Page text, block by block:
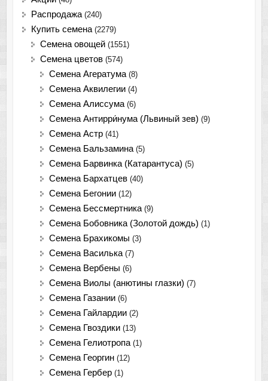
Распродажа (240)
Купить семена (2279)
Семена овощей (1551)
Семена цветов (574)
Семена Агератума (8)
Семена Аквилегии (4)
Семена Алиссума (6)
Семена Антирри́нума (Львиный зев) (9)
Семена Астр (41)
Семена Бальзамина (5)
Семена Барвинка (Катарантуса) (5)
Семена Бархатцев (40)
Семена Бегонии (12)
Семена Бессмертника (9)
Семена Бобовника (Золотой дождь) (1)
Семена Брахикомы (3)
Семена Василька (7)
Семена Вербены (6)
Семена Виолы (анютины глазки) (7)
Семена Газании (6)
Семена Гайлардии (2)
Семена Гвоздики (13)
Семена Гелиотропа (1)
Семена Георгин (12)
Семена Гербер (1)